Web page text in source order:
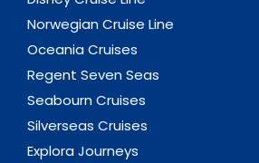
Norwegian Cruise Line
Oceania Cruises
Regent Seven Seas
Seabourn Cruises
Silverseas Cruises
Explora Journeys